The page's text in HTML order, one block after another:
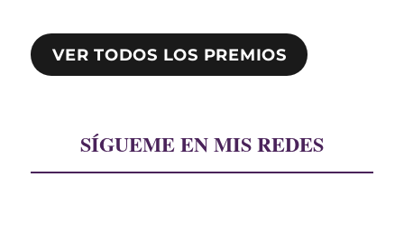
VER TODOS LOS PREMIOS
SÍGUEME EN MIS REDES